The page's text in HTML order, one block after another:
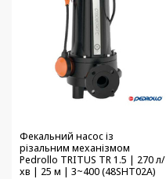
Фекальний насос із
різальним механізмом
Pedrollo TRITUS TR 1.5 | 270 л/
хв | 25 м | 3~400 (48SHT02A)